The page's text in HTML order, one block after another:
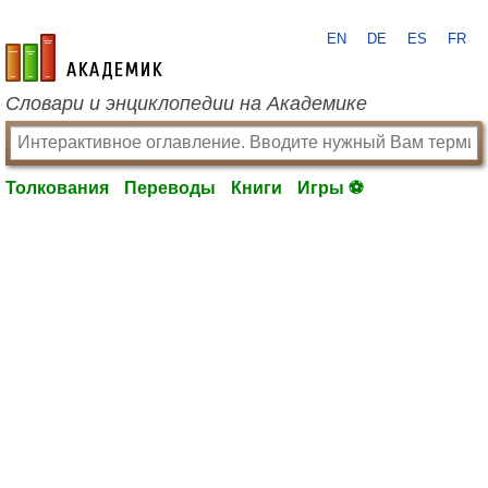
academic.ru
EN DE ES FR
Словари и энциклопедии на Академике
Толкования Переводы Книги Игры ⚽